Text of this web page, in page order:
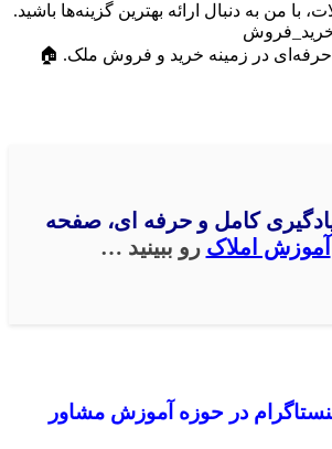
با من به دنبال ارائه بهترین گزینه‌ها باشید.
در زمینه خرید و فروش ملک. 🏠
کامل و حرفه ای، صفحه
آموزش املاک رو ببینید …
در حوزه آموزش مشاور